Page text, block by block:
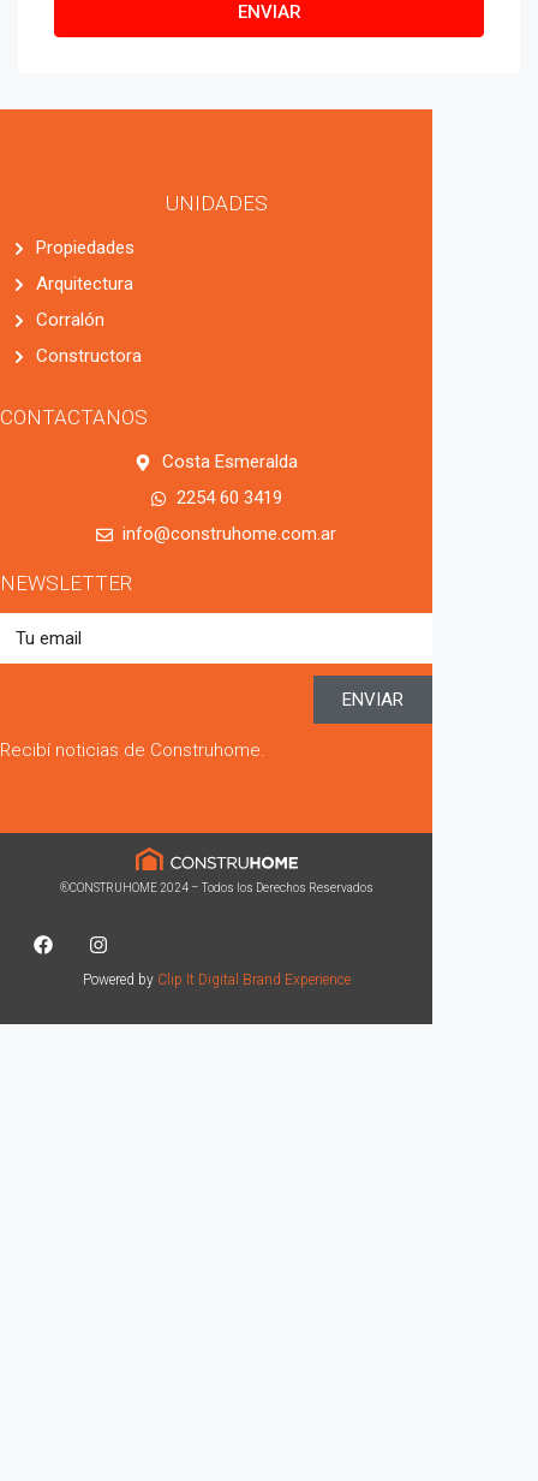
ENVIAR
UNIDADES
Propiedades
Arquitectura
Corralón
Constructora
CONTACTANOS
Costa Esmeralda
2254 60 3419
info@construhome.com.ar
NEWSLETTER
ENVIAR
Recibí noticias de Construhome.
®CONSTRUHOME 2024 – Todos los Derechos Reservados
Powered by Clip It Digital Brand Experience